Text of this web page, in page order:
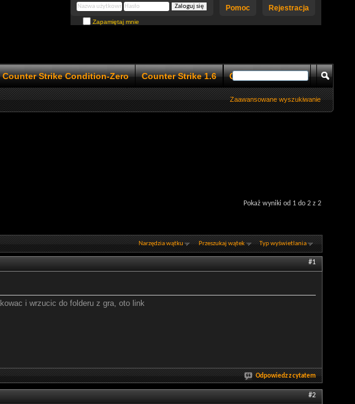
Rejestracja
Pomoc
Zapamiętaj mnie
Counter Strike Condition-Zero Counter Strike 1.6 Counter Strike 1.5
Zaawansowane wyszukiwanie
Pokaż wyniki od 1 do 2 z 2
Narzędzia wątku Przeszukaj wątek Typ wyświetlania
#1
i wrzucic do folderu z gra, oto link
Odpowiedz z cytatem
#2